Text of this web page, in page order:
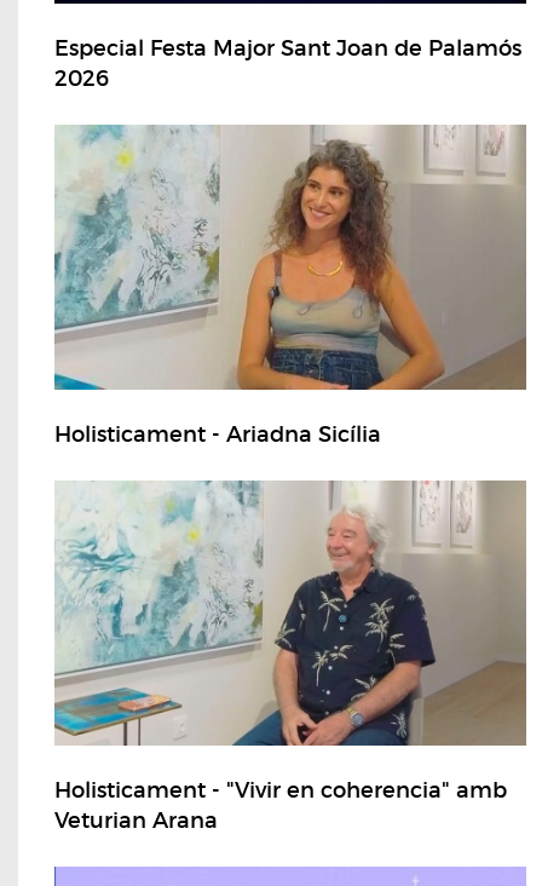
Especial Festa Major Sant Joan de Palamós
2026
Holisticament - Ariadna Sicília
Holisticament - "Vivir en coherencia" amb
Veturian Arana